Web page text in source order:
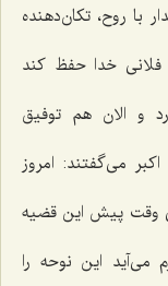
با روح، تکان‌دهنده
فلانی خدا حفظ کند
و الان هم توفیق
می‌گفتند: امروز
وقت پیش این قضیه
در نظرم می‌آید این نوحه را